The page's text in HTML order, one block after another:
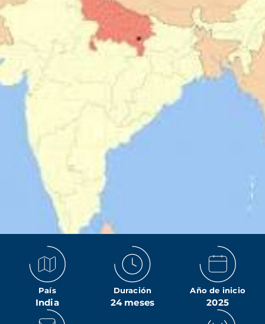
País
India
Duración
24 meses
Año de inicio
2025